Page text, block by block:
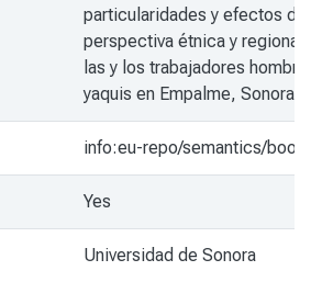
particularidades y efectos
perspectiva étnica y
las y los trabajadores
yaquis en Empalme, Sonora
info:eu-repo/semantics/
Yes
Universidad de Sonora